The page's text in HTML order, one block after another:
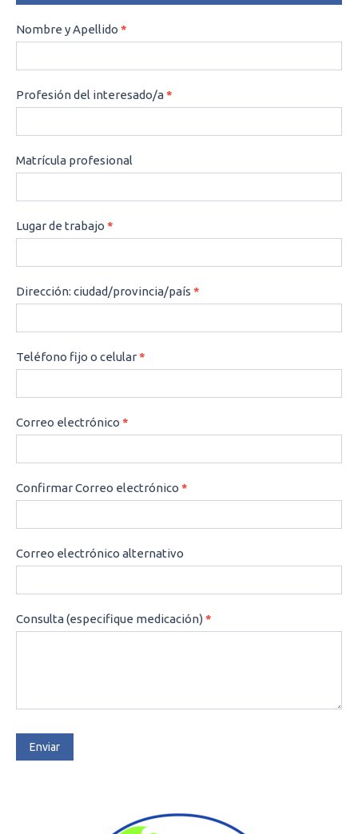
CONSULTAS
Nombre y Apellido *
Profesión del interesado/a*
Matrícula profesional
Lugar de trabajo *
Dirección: ciudad/provincia/país *
Teléfono fijo o celular*
Correo electrónico *
Confirmar Correo electrónico *
Correo electrónico alternativo
Consulta (especifique medicación)*
Enviar